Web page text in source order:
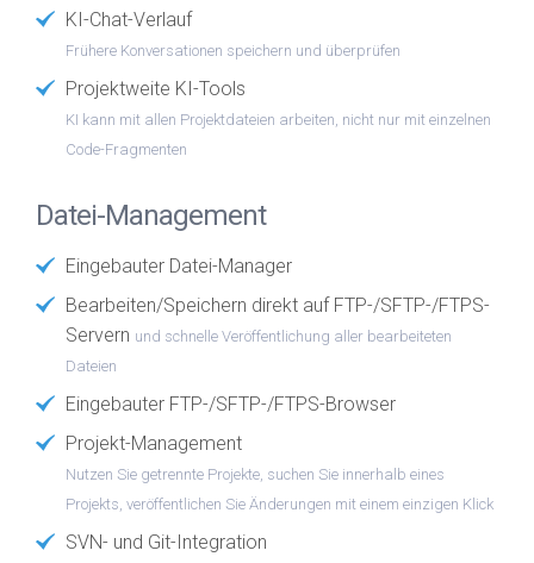
KI-Chat-Verlauf
Frühere Konversationen speichern und überprüfen
Projektweite KI-Tools
KI kann mit allen Projektdateien arbeiten, nicht nur mit einzelnen
Code-Fragmenten
Datei-Management
Eingebauter Datei-Manager
Bearbeiten/Speichern direkt auf FTP-/SFTP-/FTPS-
Servern und schnelle Veröffentlichung aller bearbeiteten
Dateien
Eingebauter FTP-/SFTP-/FTPS-Browser
Projekt-Management
Nutzen Sie getrennte Projekte, suchen Sie innerhalb eines
Projekts, veröffentlichen Sie Änderungen mit einem einzigen Klick
SVN- und Git-Integration